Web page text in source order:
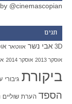
@cinemascopian
תגים
3D אבי נשר אווטאר
אוסקר 2013 אוסקר 2014
ביקורת גיבורי
הספד הערת שוליים